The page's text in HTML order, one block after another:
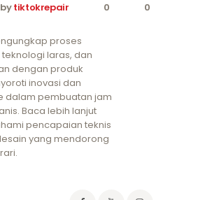
tiktokrepair 0 0
proses
laras, dan
dengan produk
inovasi dan
dalam pembuatan jam
Baca lebih lanjut
pencapaian teknis
yang mendorong